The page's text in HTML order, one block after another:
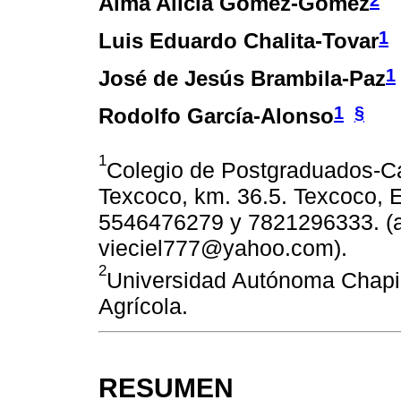
Luis Eduardo Chalita-Tovar1
José de Jesús Brambila-Paz1
Rodolfo García-Alonso1 §
1Colegio de Postgraduados-
Texcoco, km. 36.5. Texcoco,
5546476279 y 7821296333.
vieciel777@yahoo.com).
2Universidad Autónoma
Agrícola.
RESUMEN